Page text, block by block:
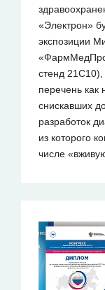
«Электрон»
экспозиции
стенд
перечень как
снискавших
разработок
из которого
числе